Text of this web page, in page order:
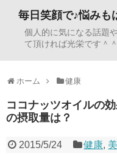
毎日笑顔で♪悩みも
個人的に気になる話題
て頂ければ光栄です＾＾
ホーム 健康
ココナッツオイルの
の摂取量は？
2015/5/24 健康,